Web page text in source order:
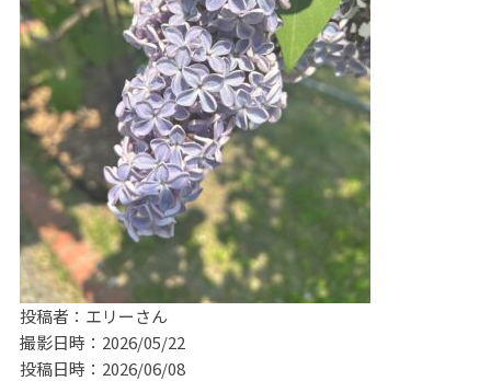
投稿者：エリーさん
撮影日時：2026/05/22
投稿日時：2026/06/08